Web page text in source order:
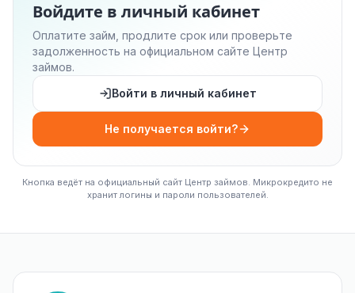
Войдите в личный кабинет
Оплатите займ, продлите срок или проверьте
задолженность на официальном сайте Центр
займов.
Войти в личный кабинет
Не получается войти?
Кнопка ведёт на официальный сайт Центр займов. Микрокредито не
хранит логины и пароли пользователей.